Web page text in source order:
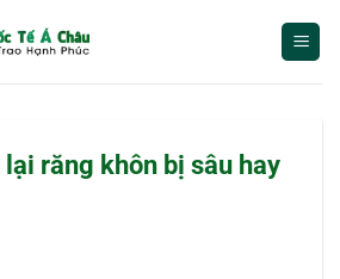
lại răng khôn bị sâu hay